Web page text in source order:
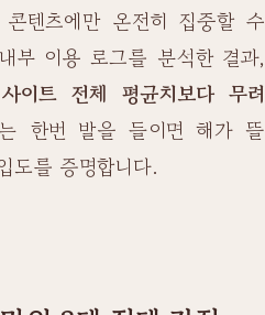
텐츠에만 온전히 집중할 수
부 이용 로그를 분석한 결과,
이트 전체 평균치보다 무려
한번 발을 들이면 해가 뜰
도를 증명합니다.